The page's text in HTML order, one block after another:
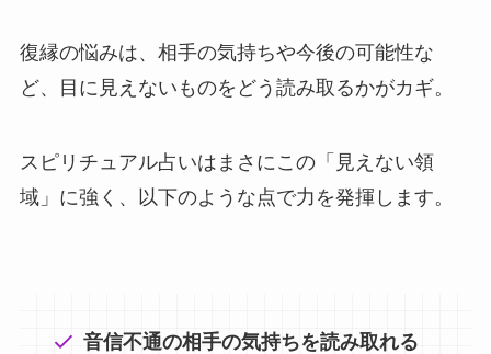
復縁の悩みは、相手の気持ちや今後の可能性な
ど、目に見えないものをどう読み取るかがカギ。
スピリチュアル占いはまさにこの「見えない領
域」に強く、以下のような点で力を発揮します。
音信不通の相手の気持ちを読み取れる